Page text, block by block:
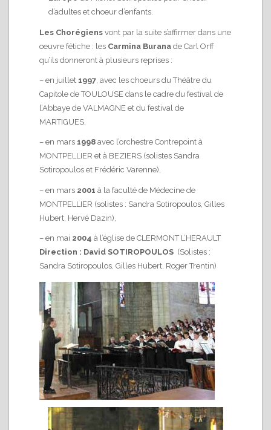
d’adultes et choeur d’enfants.
Les Chorégiens vont par la suite s’affirmer dans une
oeuvre fétiche : les Carmina Burana de Carl Orff
qu’ils donneront à plusieurs reprises :
– en juillet 1997 , avec les choeurs du Théâtre du
Capitole de TOULOUSE dans le cadre du festival de
l’Abbaye de VALMAGNE et du festival de
MARTIGUES,
– en mars 1998 avec l’orchestre Contrepoint à
MONTPELLIER et à BEZIERS (solistes Sandra
Sotiropoulos et Frédéric Varenne),
– en mars 2001 à la faculté de Médecine de
MONTPELLIER (solistes : Sandra Sotiropoulos, Gilles
Hubert, Hervé Dazin),
– en mai 2004 à l’église de CLERMONT L’HERAULT
Direction : David SOTIROPOULOS (Solistes :
Sandra Sotiropoulos, Gilles Hubert, Roger Trentin)